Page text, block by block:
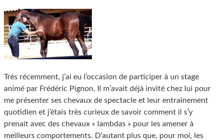
Très récemment, j’ai eu l’occasion de participer à un stage
animé par Frédéric Pignon. Il m’avait déjà invité chez lui pour
me présenter ses chevaux de spectacle et leur entraînement
quotidien et j’étais très curieux de savoir comment il s’y
prenait avec des chevaux « lambdas » pour les amener à
meilleurs comportements. D’autant plus que, pour moi, les